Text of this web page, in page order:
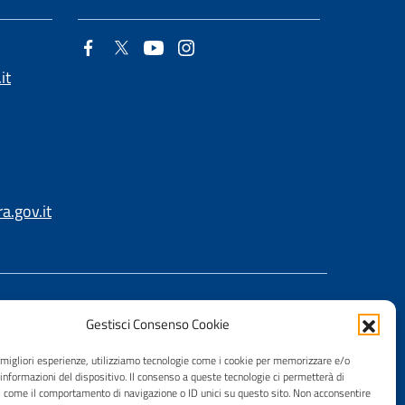
Gestisci Consenso Cookie
esperienze, utilizziamo tecnologie come i cookie per memorizzare e/o
del dispositivo. Il consenso a queste tecnologie ci permetterà di
il comportamento di navigazione o ID unici su questo sito. Non acconsentire